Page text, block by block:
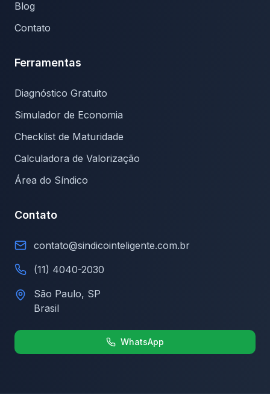
Blog
Contato
Ferramentas
Diagnóstico Gratuito
Simulador de Economia
Checklist de Maturidade
Calculadora de Valorização
Área do Síndico
Contato
contato@sindicointeligente.com.br
(11) 4040-2030
São Paulo, SP
Brasil
WhatsApp